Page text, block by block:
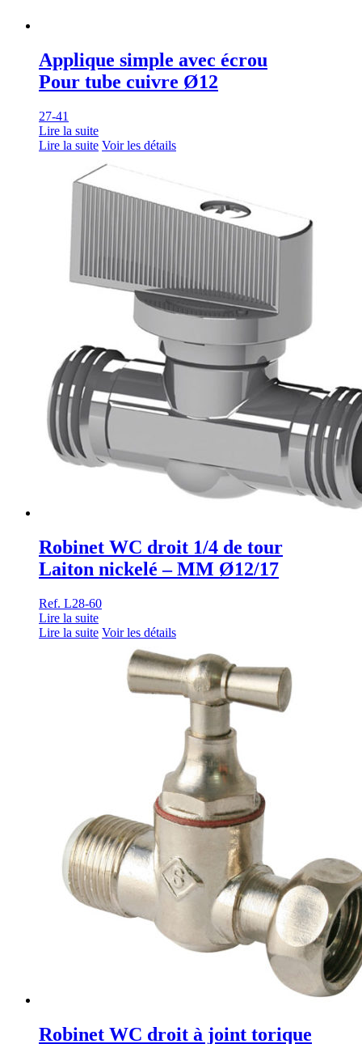
Applique simple avec écrou
Pour tube cuivre Ø12
27-41
Lire la suite
Lire la suite Voir les détails
Robinet WC droit 1/4 de tour
Laiton nickelé – MM Ø12/17
Ref. L28-60
Lire la suite
Lire la suite Voir les détails
Robinet WC droit à joint torique